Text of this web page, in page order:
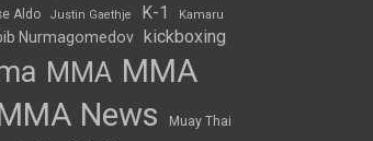
Aldo Justin Gaethje K-1
Kamaru
Nurmagomedov kickboxing
MMA MMA
News Muay Thai